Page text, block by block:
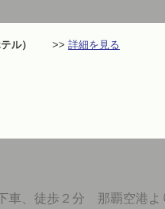
ル） >> 詳細を見る
車、徒歩２分 那覇空港よ